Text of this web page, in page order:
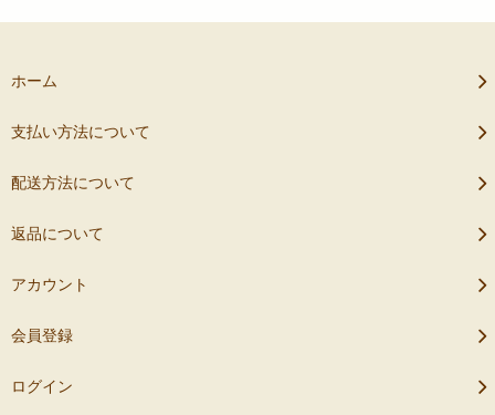
ホーム
支払い方法について
配送方法について
返品について
アカウント
会員登録
ログイン